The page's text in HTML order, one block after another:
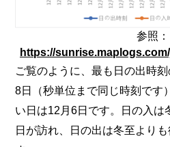
参照：
https://
ご覧のように、最も日の出時
8日（秒単位まで同じ時刻です
い日は12月6日です。日の入は
日が訪れ、日の出は冬至より